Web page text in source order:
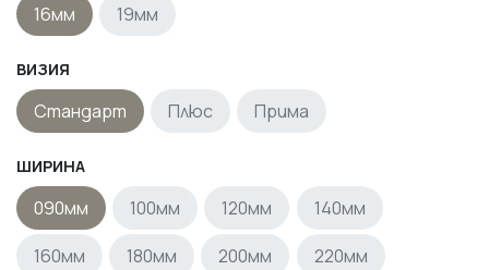
16мм 19мм
ВИЗИЯ
Стандарт Плюс Прима
ШИРИНА
090мм 100мм 120мм
140мм
160мм
180мм 200мм 220мм